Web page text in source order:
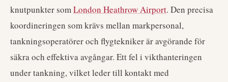
knutpunkter somLondon Heathrow Airport. Den precisa
koordineringen som krävs mellan markpersonal,
tankningsoperatörer och flygtekniker är avgörande för
säkra och effektiva avgångar. Ett fel i vikthanteringen
under tankning, vilket leder till kontakt med